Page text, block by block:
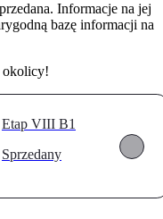
Informacje na jej
bazę informacji na
okolicy!
Etap VIII B1
Sprzedany